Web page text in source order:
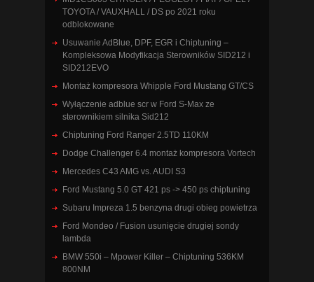
TOYOTA / VAUXHALL / DS po 2021 roku
odblokowane
Usuwanie AdBlue, DPF, EGR i Chiptuning –
Kompleksowa Modyfikacja Sterowników SID212 i
SID212EVO
Montaż kompresora Whipple Ford Mustang GT/CS
Wyłączenie adblue scr w Ford S-Max ze
sterownikiem silnika Sid212
Chiptuning Ford Ranger 2.5TD 110KM
Dodge Challenger 6.4 montaż kompresora Vortech
Mercedes C43 AMG vs. AUDI S3
Ford Mustang 5.0 GT 421 ps -> 450 ps chiptuning
Subaru Impreza 1.5 benzyna drugi obieg powietrza
Ford Mondeo / Fusion usunięcie drugiej sondy
lambda
BMW 550i – Mpower Killer – Chiptuning 536KM
800NM